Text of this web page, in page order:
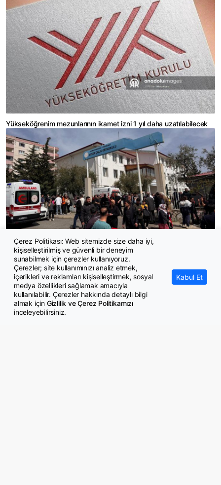
Yükseköğrenim mezunlarının ikamet izni 1 yıl daha uzatılabilecek
81 ildeki okullara 30 bin güvenlik personeli atanacak
Çerez Politikası: Web sitemizde size daha iyi,
kişiselleştirilmiş ve güvenli bir deneyim
sunabilmek için çerezler kullanıyoruz.
Çerezler; site kullanımınızı analiz etmek,
içerikleri ve reklamları kişiselleştirmek, sosyal
medya özellikleri sağlamak amacıyla
kullanılabilir. Çerezler hakkında detaylı bilgi
almak için Gizlilik ve Çerez Politikamızı
inceleyebilirsiniz.
Kabul Et